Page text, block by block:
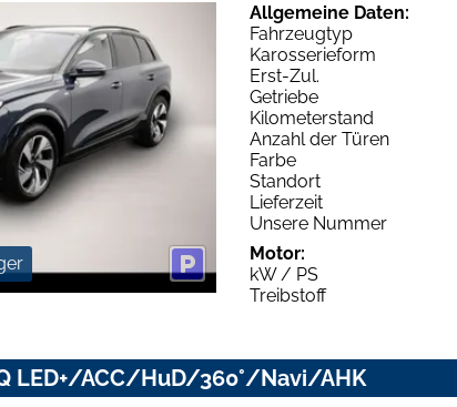
Allgemeine Daten:
Fahrzeugtyp
Karosserieform
Erst-Zul.
Getriebe
Kilometerstand
Anzahl der Türen
Farbe
Standort
Lieferzeit
Unsere Nummer
Motor:
kW / PS
Treibstoff
LED+/ACC/HuD/360°/Navi/AHK